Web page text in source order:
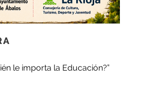
le importa la Educación?”